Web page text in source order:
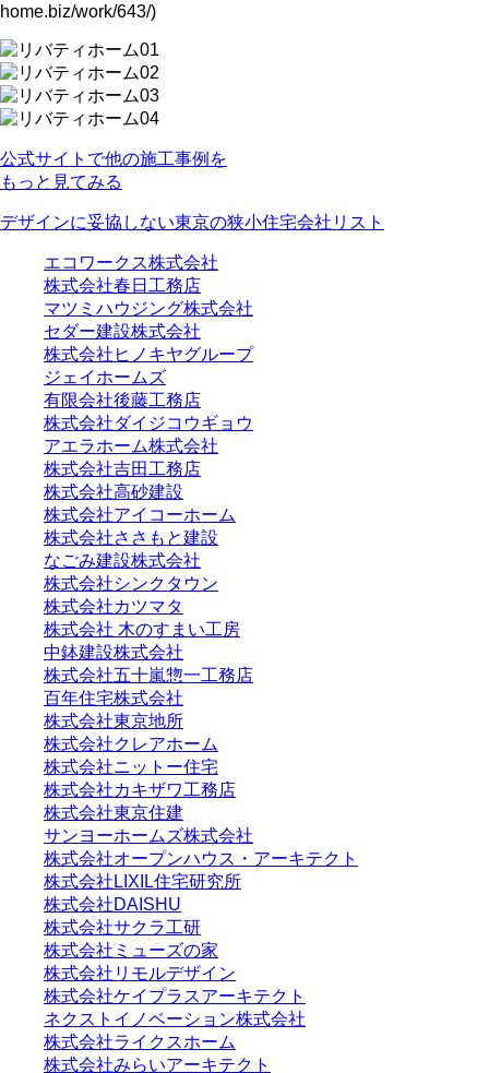
home.biz/work/643/)
公式サイトで他の施工事例を
もっと見てみる
デザインに妥協しない東京の狭小住宅会社リスト
エコワークス株式会社
株式会社春日工務店
マツミハウジング株式会社
セダー建設株式会社
株式会社ヒノキヤグループ
ジェイホームズ
有限会社後藤工務店
株式会社ダイジコウギョウ
アエラホーム株式会社
株式会社吉田工務店
株式会社高砂建設
株式会社アイコーホーム
株式会社ささもと建設
なごみ建設株式会社
株式会社シンクタウン
株式会社カツマタ
株式会社 木のすまい工房
中鉢建設株式会社
株式会社五十嵐惣一工務店
百年住宅株式会社
株式会社東京地所
株式会社クレアホーム
株式会社ニットー住宅
株式会社カキザワ工務店
株式会社東京住建
サンヨーホームズ株式会社
株式会社オープンハウス・アーキテクト
株式会社LIXIL住宅研究所
株式会社DAISHU
株式会社サクラ工研
株式会社ミューズの家
株式会社リモルデザイン
株式会社ケイプラスアーキテクト
ネクストイノベーション株式会社
株式会社ライクスホーム
株式会社みらいアーキテクト